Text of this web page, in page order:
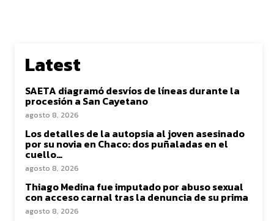
Latest
SAETA diagramó desvíos de líneas durante la
procesión a San Cayetano
agosto 8, 2026
Los detalles de la autopsia al joven asesinado
por su novia en Chaco: dos puñaladas en el
cuello…
agosto 8, 2026
Thiago Medina fue imputado por abuso sexual
con acceso carnal tras la denuncia de su prima
agosto 8, 2026